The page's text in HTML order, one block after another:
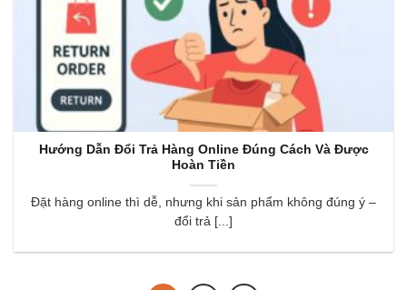
Hướng Dẫn Đổi Trả Hàng Online Đúng Cách Và Được
Hoàn Tiền
Đặt hàng online thì dễ, nhưng khi sản phẩm không đúng ý –
đổi trả [...]